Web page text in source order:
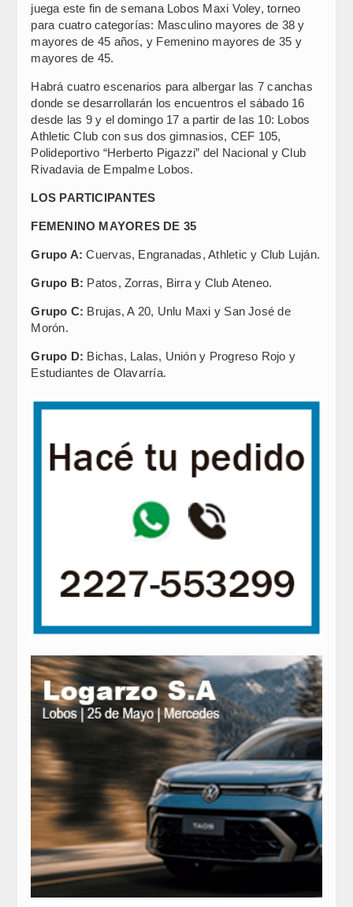
juega este fin de semana Lobos Maxi Voley, torneo
para cuatro categorías: Masculino mayores de 38 y
mayores de 45 años, y Femenino mayores de 35 y
mayores de 45.
Habrá cuatro escenarios para albergar las 7 canchas
donde se desarrollarán los encuentros el sábado 16
desde las 9 y el domingo 17 a partir de las 10: Lobos
Athletic Club con sus dos gimnasios, CEF 105,
Polideportivo “Herberto Pigazzi” del Nacional y Club
Rivadavia de Empalme Lobos.
LOS PARTICIPANTES
FEMENINO MAYORES DE 35
Grupo A:Cuervas, Engranadas, Athletic y Club Luján.
Grupo B: Patos, Zorras, Birra y Club Ateneo.
Grupo C: Brujas, A 20, Unlu Maxi y San José de
Morón.
Grupo D: Bichas, Lalas, Unión y Progreso Rojo y
Estudiantes de Olavarría.